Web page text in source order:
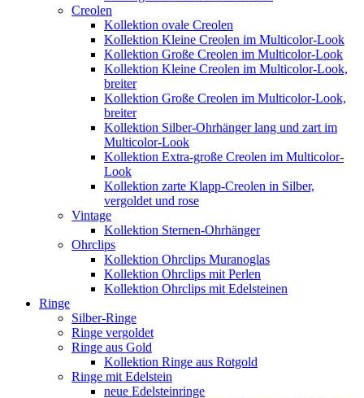
Creolen
Kollektion ovale Creolen
Kollektion Kleine Creolen im Multicolor-Look
Kollektion Große Creolen im Multicolor-Look
Kollektion Kleine Creolen im Multicolor-Look,
breiter
Kollektion Große Creolen im Multicolor-Look,
breiter
Kollektion Silber-Ohrhänger lang und zart im
Multicolor-Look
Kollektion Extra-große Creolen im Multicolor-
Look
Kollektion zarte Klapp-Creolen in Silber,
vergoldet und rose
Vintage
Kollektion Sternen-Ohrhänger
Ohrclips
Kollektion Ohrclips Muranoglas
Kollektion Ohrclips mit Perlen
Kollektion Ohrclips mit Edelsteinen
Ringe
Silber-Ringe
Ringe vergoldet
Ringe aus Gold
Kollektion Ringe aus Rotgold
Ringe mit Edelstein
neue Edelsteinringe